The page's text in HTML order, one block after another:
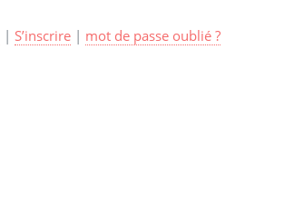
| S’inscrire| mot de passe oublié ?